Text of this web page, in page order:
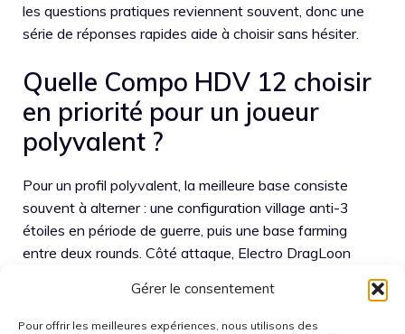
Gérer le consentement
Pour offrir les meilleures expériences, nous utilisons des
les questions pratiques reviennent souvent, donc une
série de réponses rapides aide à choisir sans hésiter.
Quelle Compo HDV 12 choisir
en priorité pour un joueur
polyvalent ?
Pour un profil polyvalent, la meilleure base consiste
souvent à alterner : une configuration village anti-3
étoiles en période de guerre, puis une base farming
entre deux rounds. Côté attaque, Electro DragLoon
Reine + Mineurs/Cochons donne de meilleurs résultats
en GDC avec de l’entraînement.